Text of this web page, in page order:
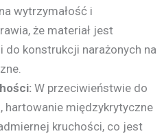
wytrzymałość i
że materiał jest
do konstrukcji narażonych na
W przeciwieństwie do
hartowanie międzykrytyczne
kruchości, co jest